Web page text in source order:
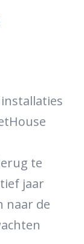
te
jaar
naar de